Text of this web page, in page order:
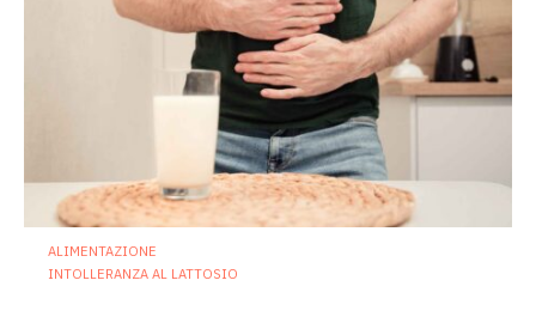
ALIMENTAZIONE
INTOLLERANZA AL LATTOSIO